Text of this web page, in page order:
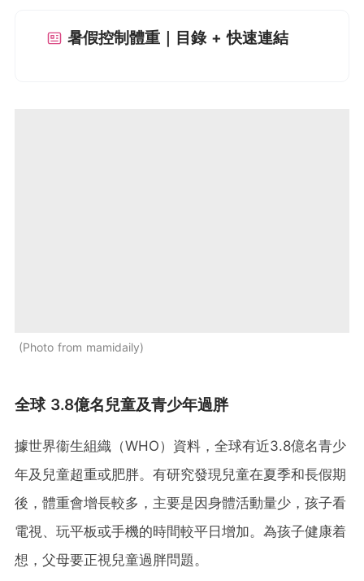
暑假控制體重｜目錄 + 快速連結
Photo from mamidaily
全球 3.8億名兒童及青少年過胖
據世界衞生組織（WHO）資料，全球有近3.8億名青少
年及兒童超重或肥胖。有研究發現兒童在夏季和長假期
後，體重會增長較多，主要是因身體活動量少，孩子看
電視、玩平板或手機的時間較平日增加。為孩子健康着
想，父母要正視兒童過胖問題。